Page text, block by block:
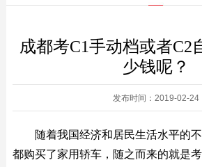
成都考C1手动档或者C2
少钱呢？
发布时间：2019-02-24
随着我国经济和居民生活水平的
都购买了家用轿车，随之而来的就是